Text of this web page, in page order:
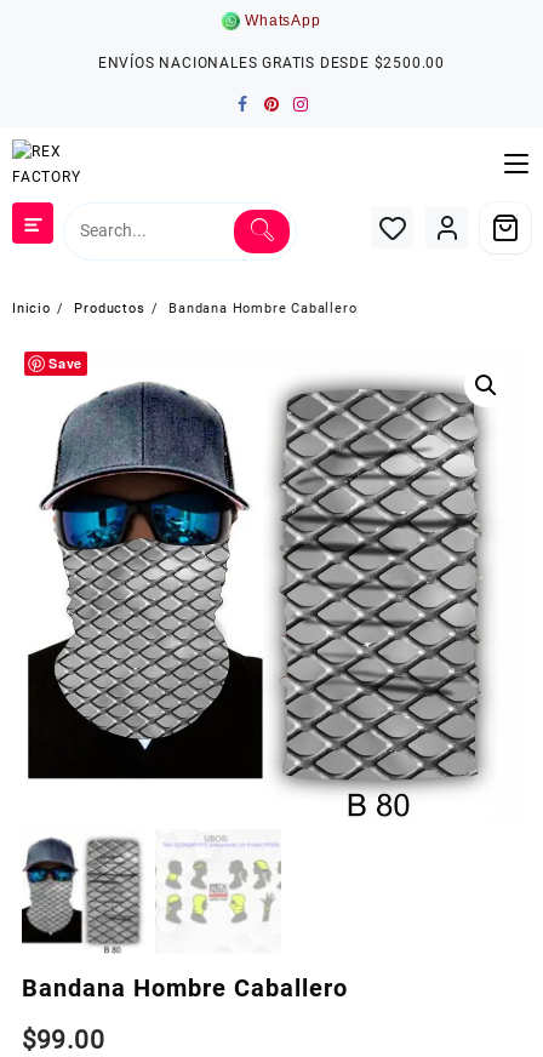
WhatsApp
ENVÍOS NACIONALES GRATIS DESDE $2500.00
Inicio Productos Bandana Hombre Caballero
Save
Bandana Hombre Caballero
$99.00